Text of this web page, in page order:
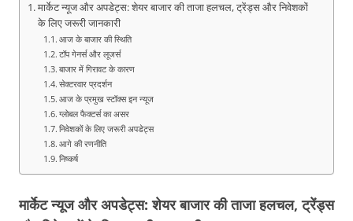
मार्केट न्यूज और अपडेट्स: शेयर बाजार की ताजा हलचल, ट्रेंड्स और निवेशकों
के लिए जरूरी जानकारी
आज के बाजार की स्थिति
टॉप गेनर्स और लूजर्स
बाजार में गिरावट के कारण
सेक्टरवार प्रदर्शन
आज के प्रमुख स्टॉक्स इन न्यूज
ग्लोबल फैक्टर्स का असर
निवेशकों के लिए जरूरी अपडेट्स
आगे की रणनीति
निष्कर्ष
मार्केट न्यूज और अपडेट्स: शेयर बाजार की ताजा हलचल, ट्रेंड्स